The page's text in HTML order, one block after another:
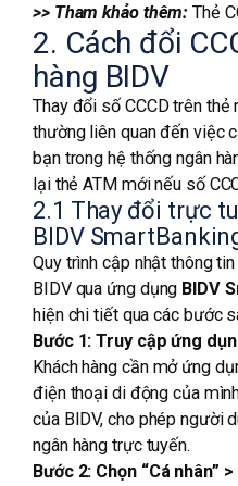
>> Tham khảo thêm: Thẻ
2. Cách đổi
hàng BIDV
Thay đổi số CCCD trên thẻ
thường liên quan đến việc
bạn trong hệ thống ngân
lại thẻ ATM mới nếu số
2.1 Thay đổi trực
BIDV
Quy trình cập nhật thông
BIDV qua ứng dụng BIDV
hiện chi tiết qua các bước
Bước 1: Truy cập ứng
Khách hàng cần mở ứng
điện thoại di động của
của BIDV, cho phép người
ngân hàng trực tuyến.
Bước 2: Chọn “Cá nhân”